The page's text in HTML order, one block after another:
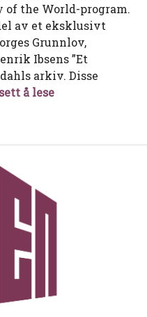
of the World-program.
av et eksklusivt
Grunnlov,
Ibsens ”Et
arkiv. Disse
å leseEt avtrykk på